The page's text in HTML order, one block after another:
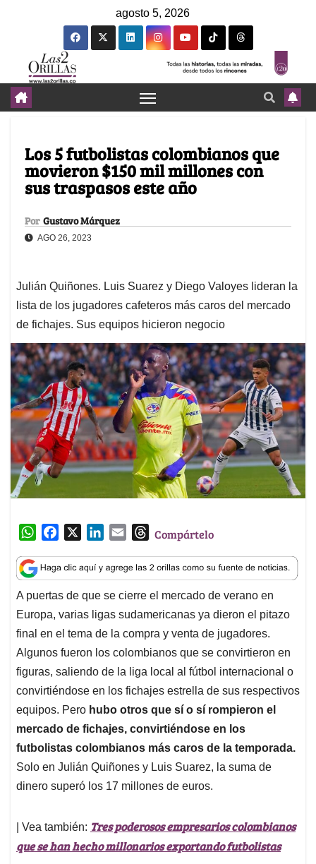
agosto 5, 2026
Los 5 futbolistas colombianos que
movieron $150 mil millones con
sus traspasos este año
Por Gustavo Márquez
AGO 26, 2023
Julián Quiñones. Luis Suarez y Diego Valoyes lideran la
lista de los jugadores cafeteros más caros del mercado
de fichajes. Sus equipos hicieron negocio
W
a
t
s
A
p
p
c
e
b
o
o
k
n
k
e
d
I
n
a
i
l
T
r
e
a
d
s
Compártelo
A puertas de que se cierre el mercado de verano en
Europa, varias ligas sudamericanas ya dieron el pitazo
final en el tema de la compra y venta de jugadores.
Algunos fueron los colombianos que se convirtieron en
figuras, saliendo de la liga local al fútbol internacional o
convirtiéndose en los fichajes estrella de sus respectivos
equipos. Pero hubo otros que sí o sí rompieron el
mercado de fichajes, convirtiéndose en los
futbolistas colombianos más caros de la temporada.
Solo en Julián Quiñones y Luis Suarez, la suma de
dinero superó los 17 millones de euros.
| Vea también: Tres poderosos empresarios colombianos
que se han hecho millonarios exportando futbolistas